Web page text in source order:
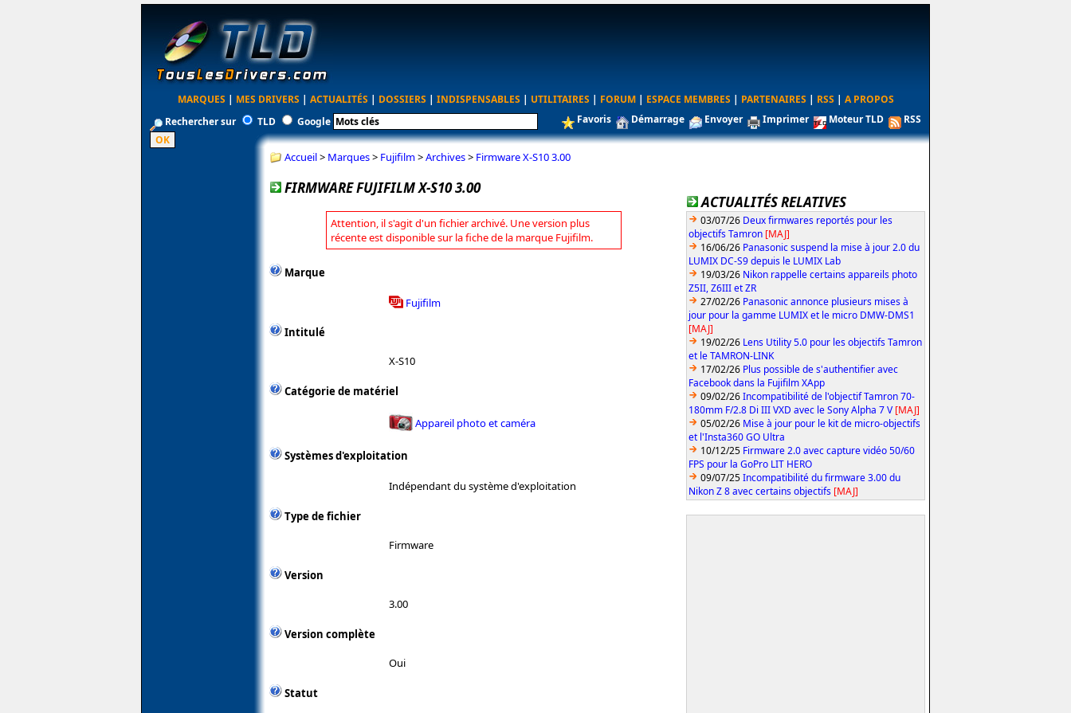
MARQUES | MES DRIVERS | ACTUALITÉS | DOSSIERS | INDISPENSABLES | UTILITAIRES | FORUM | ESPACE MEMBRES | PARTENAIRES | RSS | A PROPOS
Rechercher sur
TLD Google Favoris Démarrage Envoyer Imprimer Moteur TLD RSS
Accueil> Marques> Fujifilm>Archives> Firmware X-S10 3.00
FIRMWARE FUJIFILM X-S10 3.00
Attention, il s'agit d'un fichier archivé. Une version plus
récente est disponible sur la fiche de la marque Fujifilm.
Marque
Fujifilm
Intitulé
X-S10
Catégorie de matériel
Appareil photo et caméra
Systèmes d'exploitation
Indépendant du système d'exploitation
Type de fichier
Firmware
Version
3.00
Version complète
Oui
Statut
ACTUALITÉS RELATIVES
03/07/26 Deux firmwares reportés pour les
objectifs Tamron [MAJ]
16/06/26 Panasonic suspend la mise à jour 2.0 du
LUMIX DC-S9 depuis le LUMIX Lab
19/03/26 Nikon rappelle certains appareils photo
Z5II, Z6III et ZR
27/02/26 Panasonic annonce plusieurs mises à
jour pour la gamme LUMIX et le micro DMW-DMS1
[MAJ]
19/02/26 Lens Utility 5.0 pour les objectifs Tamron
et le TAMRON-LINK
17/02/26 Plus possible de s'authentifier avec
Facebook dans la Fujifilm XApp
09/02/26Incompatibilité de l'objectif Tamron 70-
180mm F/2.8 Di III VXD avec le Sony Alpha 7 V [MAJ]
05/02/26 Mise à jour pour le kit de micro-objectifs
et l'Insta360 GO Ultra
10/12/25 Firmware 2.0 avec capture vidéo 50/60
FPS pour la GoPro LIT HERO
09/07/25Incompatibilité du firmware 3.00 du
Nikon Z 8 avec certains objectifs [MAJ]